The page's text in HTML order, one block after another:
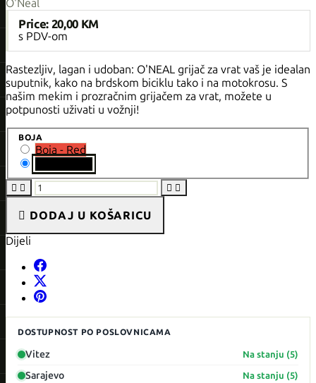
O'Neal
Price: 20,00 KM
s PDV-om
Rastezljiv, lagan i udoban: O'NEAL grijač za vrat vaš je idealan
suputnik, kako na brdskom biciklu tako i na motokrosu. S
našim mekim i prozračnim grijačem za vrat, možete u
potpunosti uživati ​​u vožnji!
BOJA
Boja - Red
   
 DODAJ U KOŠARICU
Dijeli
DOSTUPNOST PO POSLOVNICAMA
Vitez Na stanju (5)
Sarajevo Na stanju (5)